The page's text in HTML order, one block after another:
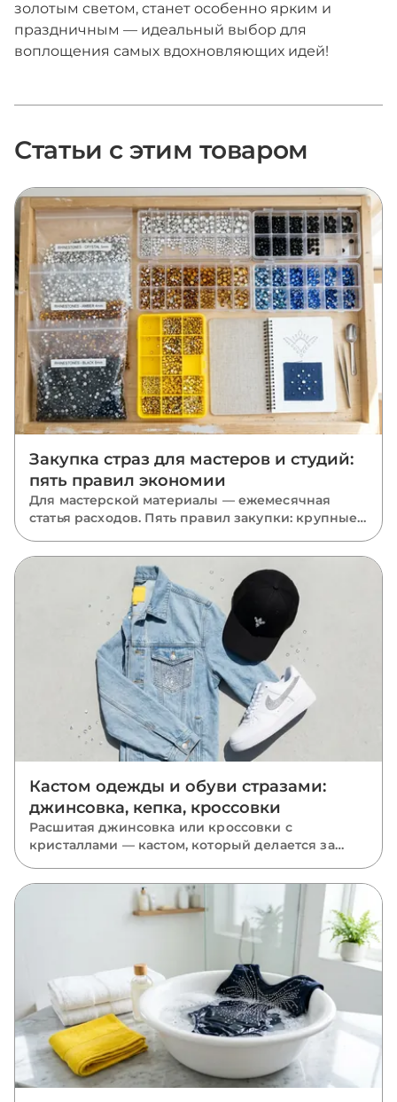
золотым светом, станет особенно ярким и
праздничным — идеальный выбор для
воплощения самых вдохновляющих идей!
Статьи с этим товаром
Закупка страз для мастеров и студий:
пять правил экономии
Для мастерской материалы — ежемесячная
статья расходов. Пять правил закупки: крупные
там, где он уместен, и одна партия на проект.
Кастом одежды и обуви стразами:
джинсовка, кепка, кроссовки
Расшитая джинсовка или кроссовки с
кристаллами — кастом, который делается за
и пластике, какой клей переживёт улицу и с
какого мини-проекта проще начать.